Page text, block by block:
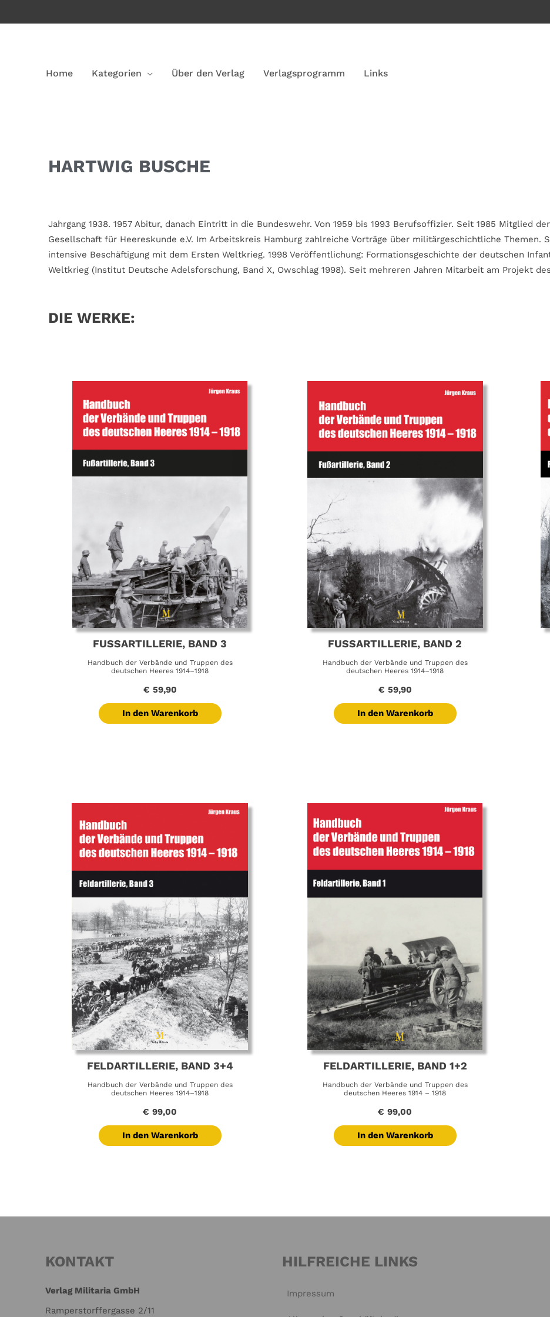
Home Kategorien Über den Verlag Verlagsprogramm Links
HARTWIG BUSCHE
Jahrgang 1938. 1957 Abitur, danach Eintritt in die Bundeswehr. Von 1959 bis 1993 Berufsoffizier. Seit 1985 Mitglied
Gesellschaft für Heereskunde e.V. Im Arbeitskreis Hamburg zahlreiche Vorträge über militärgeschichtliche Themen.
intensive Beschäftigung mit dem Ersten Weltkrieg. 1998 Veröffentlichung: Formationsgeschichte der deutschen
Weltkrieg (Institut Deutsche Adelsforschung, Band X, Owschlag 1998). Seit mehreren Jahren Mitarbeit am Projekt
DIE WERKE:
FUSSARTILLERIE, BAND 3
Handbuch der Verbände und Truppen des
deutschen Heeres 1914–1918
€ 59,90
In den Warenkorb
FUSSARTILLERIE, BAND 2
Handbuch der Verbände und Truppen des
deutschen Heeres 1914–1918
€ 59,90
In den Warenkorb
FELDARTILLERIE, BAND 3+4
Handbuch der Verbände und Truppen des
deutschen Heeres 1914–1918
€ 99,00
In den Warenkorb
FELDARTILLERIE, BAND 1+2
Handbuch der Verbände und Truppen des
deutschen Heeres 1914 – 1918
€ 99,00
In den Warenkorb
KONTAKT
Verlag Militaria GmbH
Ramperstorffergasse 2/11
HILFREICHE LINKS
Impressum